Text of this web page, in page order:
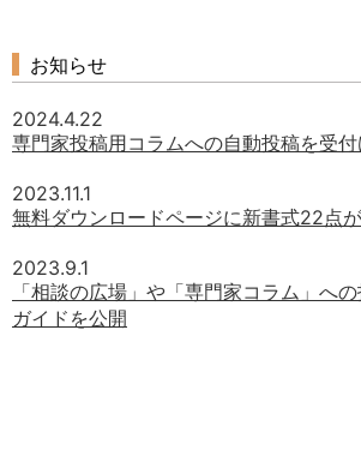
お知らせ
2024.4.22
専門家投稿用コラムへの自動投稿を受
2023.11.1
無料ダウンロードページに新書式22点
2023.9.1
「相談の広場」や「専門家コラム」へ
ガイドを公開